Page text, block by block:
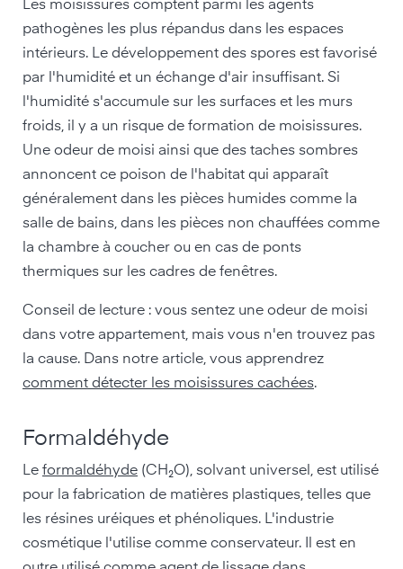
Les moisissures comptent parmi les agents
pathogènes les plus répandus dans les espaces
intérieurs. Le développement des spores est favorisé
par l'humidité et un échange d'air insuffisant. Si
l'humidité s'accumule sur les surfaces et les murs
froids, il y a un risque de formation de moisissures.
Une odeur de moisi ainsi que des taches sombres
annoncent ce poison de l'habitat qui apparaît
généralement dans les pièces humides comme la
salle de bains, dans les pièces non chauffées comme
la chambre à coucher ou en cas de ponts
thermiques sur les cadres de fenêtres.
Conseil de lecture : vous sentez une odeur de moisi
dans votre appartement, mais vous n'en trouvez pas
la cause. Dans notre article, vous apprendrez
comment détecter les moisissures cachées.
Formaldéhyde
Le formaldéhyde (CH₂O), solvant universel, est utilisé
pour la fabrication de matières plastiques, telles que
les résines uréiques et phénoliques. L'industrie
cosmétique l'utilise comme conservateur. Il est en